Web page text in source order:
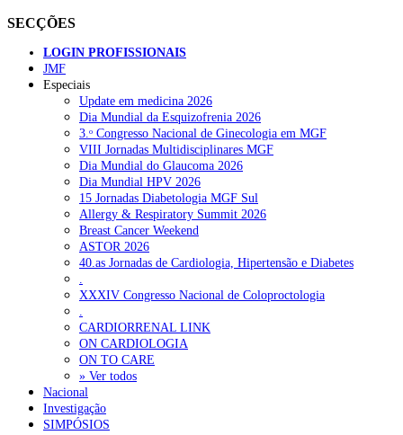
No momento atual, quais são os maiores desafios dos laboratórios
de microbiologia?
Os desafios que se colocam ao laboratório de microbiologia são, em
primeiro lugar, o laboratório ter capacidade para detetar todas as
NOTÍCIAS RECENTES
Quase 11.900 jovens recorreram aos cheques psicólogo e
nutricionista no primeiro mês
7 de Agosto, 2026
ULS de Coimbra estreia cirurgia endoscópica do ouvido com
apoio robótico em Portugal
Enfermeiros exigem esclarecimentos sobre eventual gestão
privada da ULS do Algarve 7 de Agosto, 2026
Ordem dos Médicos alerta para riscos no novo sistema de acesso
a consultas e cirurgias 7 de Agosto, 2026
Portugal está a formar os médicos de que precisa?
2026
SECÇÕES
LOGIN PROFISSIONAIS
JMF
Especiais
Update em medicina 2026
Dia Mundial da Esquizofrenia 2026
3.ᵒ Congresso Nacional de Ginecologia em MGF
VIII Jornadas Multidisciplinares MGF
Dia Mundial do Glaucoma 2026
Dia Mundial HPV 2026
15 Jornadas Diabetologia MGF Sul
Allergy & Respiratory Summit 2026
Breast Cancer Weekend
ASTOR 2026
40.as Jornadas de Cardiologia, Hipertensão e Diabetes
.
XXXIV Congresso Nacional de Coloproctologia
.
CARDIORRENAL LINK
ON CARDIOLOGIA
ON TO CARE
» Ver todos
Nacional
Investigação
SIMPÓSIOS